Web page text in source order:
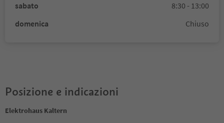
sabato
8:30 - 13:00
domenica
Chiuso
Posizione e indicazioni
Elektrohaus Kaltern